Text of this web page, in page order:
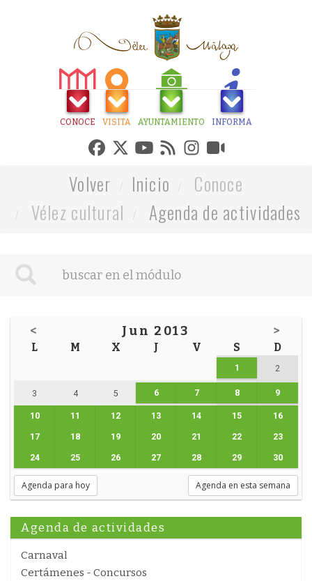
CONOCE VISITA AYUNTAMIENTO INFORMA
Volver Inicio
Conoce
Vélez cultural
Agenda de actividades
< Jun 2013 >
L M X J V S D
1 2
3 4 5 6 7 8 9
10 11 12 13 14 15 16
17 18 19 20 21 22 23
24 25 26 27 28 29 30
Agenda para hoy Agenda en esta semana
Agenda de actividades
Carnaval
Certámenes - Concursos